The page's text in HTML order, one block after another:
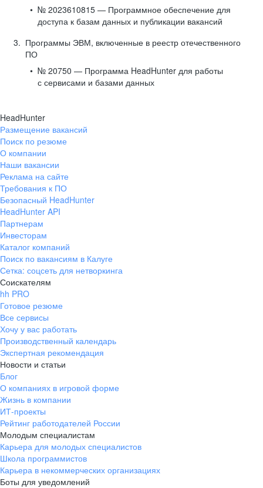
№ 2023610815 — Программное обеспечение для
доступа к базам данных и публикации вакансий
Программы ЭВМ, включенные в реестр отечественного
ПО
№ 20750 — Программа HeadHunter для работы
с сервисами и базами данных
HeadHunter
Размещение вакансий
Поиск по резюме
О компании
Наши вакансии
Реклама на сайте
Требования к ПО
Безопасный HeadHunter
HeadHunter API
Партнерам
Инвесторам
Каталог компаний
Поиск по вакансиям в Калуге
Сетка: соцсеть для нетворкинга
Соискателям
hh PRO
Готовое резюме
Все сервисы
Хочу у вас работать
Производственный календарь
Экспертная рекомендация
Новости и статьи
Блог
О компаниях в игровой форме
Жизнь в компании
ИТ-проекты
Рейтинг работодателей России
Молодым специалистам
Карьера для молодых специалистов
Школа программистов
Карьера в некоммерческих организациях
Боты для уведомлений